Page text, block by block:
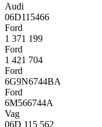
Audi
06D115466
Ford
1 371 199
Ford
1 421 704
Ford
6G9N6744BA
Ford
6M566744A
Vag
06D 115 562